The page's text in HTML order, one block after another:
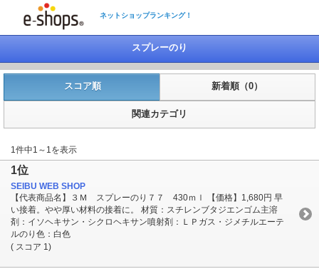
ネットショップランキング！
スプレーのり
スコア順 新着順（0）
関連カテゴリ
1件中1～1を表示
1位
SEIBU WEB SHOP
【代表商品名】３Ｍ スプレーのり７７ 430ｍｌ 【価格】1,680円 早
い接着。やや厚い材料の接着に。 材質：スチレンブタジエンゴム主溶
剤：イソヘキサン・シクロヘキサン噴射剤：ＬＰガス・ジメチルエーテ
ルのり色：白色
( スコア 1)